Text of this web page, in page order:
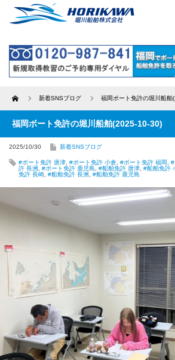
Home 新着SNSブログ 福岡ボート免許の堀川船
福岡ボート免許の堀川船舶(2025-10-30)
2025/10/30 新着SNSブログ
#ボート免許 唐津 #ボート免許 小倉 #ボート免許 福岡 #
許 長洲
#ボート免許 鹿児島 #船舶免許 唐津 #船舶免許
免許 長崎 #船舶免許 長洲 #船舶免許 鹿児島